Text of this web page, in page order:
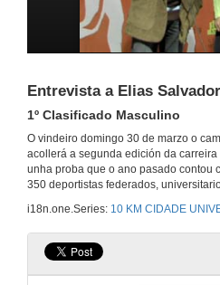
Entrevista a Elias
1º Clasificado Masculino
O vindeiro domingo 30 de marzo o
acollerá a segunda edición da
unha proba que o ano pasado contou
350 deportistas federados,
i18n.one.Series: 10 KM CIDADE
Vídeo
14 de mar.